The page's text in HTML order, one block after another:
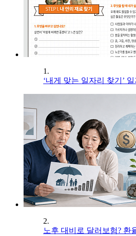
1.
‘내게 맞는 일자리 찾기’
2.
노후 대비로 달러보험? 환